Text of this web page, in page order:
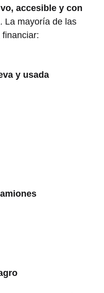
accesible y con
. La mayoría de las
y usada